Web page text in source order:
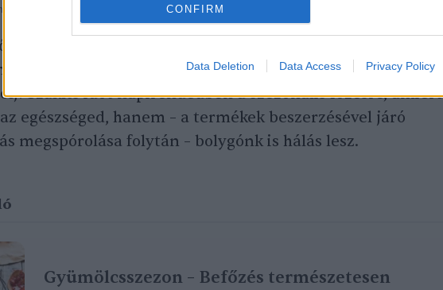
CONFIRM
Data Deletion Data Access Privacy Policy
tartósítási módszerek alkalmazásával télen sem kell
saját terméseidről. Fagyassz,száríts,fermentálj, főzz be
Szakíts időt napirendedben a szezonális főzésre, amiért
egészséged, hanem – a termékek beszerzésével járó
megspórolása folytán – bolygónk is hálás lesz.
Gyümölcsszezon – Befőzés természetesen